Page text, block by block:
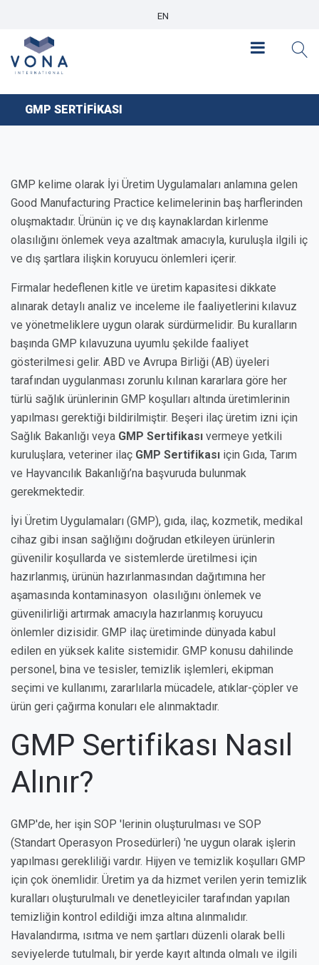
EN
GMP SERTİFİKASI
GMP kelime olarak İyi Üretim Uygulamaları anlamına gelen
Good Manufacturing Practice kelimelerinin baş harflerinden
oluşmaktadır. Ürünün iç ve dış kaynaklardan kirlenme
olasılığını önlemek veya azaltmak amacıyla, kuruluşla ilgili iç
ve dış şartlara ilişkin koruyucu önlemleri içerir.
Firmalar hedeflenen kitle ve üretim kapasitesi dikkate
alınarak detaylı analiz ve inceleme ile faaliyetlerini kılavuz
ve yönetmeliklere uygun olarak sürdürmelidir. Bu kuralların
başında GMP kılavuzuna uyumlu şekilde faaliyet
gösterilmesi gelir. ABD ve Avrupa Birliği (AB) üyeleri
tarafından uygulanması zorunlu kılınan kararlara göre her
türlü sağlık ürünlerinin GMP koşulları altında üretimlerinin
yapılması gerektiği bildirilmiştir. Beşeri ilaç üretim izni için
Sağlık Bakanlığı veya GMP Sertifikası vermeye yetkili
kuruluşlara, veteriner ilaç GMP Sertifikası için Gıda, Tarım
ve Hayvancılık Bakanlığı’na başvuruda bulunmak
gerekmektedir.
İyi Üretim Uygulamaları (GMP), gıda, ilaç, kozmetik, medikal
cihaz gibi insan sağlığını doğrudan etkileyen ürünlerin
güvenilir koşullarda ve sistemlerde üretilmesi için
hazırlanmış, ürünün hazırlanmasından dağıtımına her
aşamasında kontaminasyon olasılığını önlemek ve
güvenilirliği artırmak amacıyla hazırlanmış koruyucu
önlemler dizisidir. GMP ilaç üretiminde dünyada kabul
edilen en yüksek kalite sistemidir. GMP konusu dahilinde
personel, bina ve tesisler, temizlik işlemleri, ekipman
seçimi ve kullanımı, zararlılarla mücadele, atıklar-çöpler ve
ürün geri çağırma konuları ele alınmaktadır.
GMP Sertifikası Nasıl
Alınır?
GMP'de, her işin SOP 'lerinin oluşturulması ve SOP
(Standart Operasyon Prosedürleri) 'ne uygun olarak işlerin
yapılması gerekliliği vardır. Hijyen ve temizlik koşulları GMP
için çok önemlidir. Üretim ya da hizmet verilen yerin temizlik
kuralları oluşturulmalı ve denetleyiciler tarafından yapılan
temizliğin kontrol edildiği imza altına alınmalıdır.
Havalandırma, ısıtma ve nem şartları düzenli olarak belli
seviyelerde tutulmalı, bir yerde kayıt altında olmalı ve ilgili